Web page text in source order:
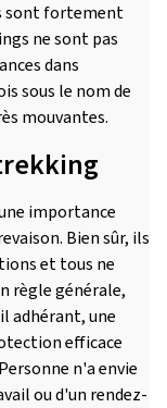
sont fortement
ne sont pas
dans
sous le nom de
mouvantes.
importance
Bien sûr, ils
et tous ne
règle générale,
adhérant, une
efficace
n'a envie
ou d'un rendez-